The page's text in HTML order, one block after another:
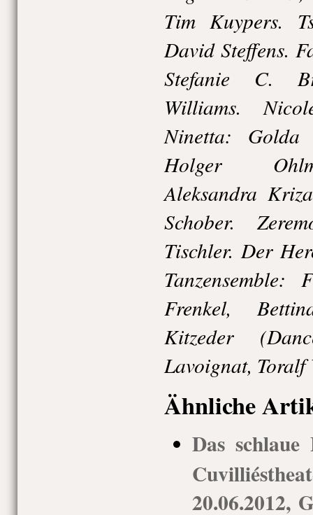
Tim Kuypers.
David Steffens.
Stefanie C.
Williams.
Ninetta: Golda
Holger
Aleksandra
Schober.
Tischler. Der
Tanzensemble:
Frenkel,
Kitzeder
Lavoignat, Toralf
Ähnliche
Das schlaue
20.06.2012,